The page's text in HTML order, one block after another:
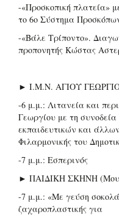
-«Προσκοπική πλατεία»
το 6ο Σύστημα
-«Βάλε Τρίποντο».
προπονητής Κώστας
► Ι.Μ.Ν. ΑΓΙΟΥ
-6 μ.μ.: Λιτανεία και
Γεωργίου με τη
εκπαιδευτικών και
Φιλαρμονικής του
-7 μ.μ.: Εσπερινός
► ΠΑΙΔΙΚΗ ΣΚΗΝΗ
-7 μ.μ.: «Με γεύση
ζαχαροπλαστικής για